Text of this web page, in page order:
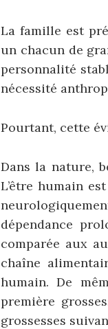
La famille est
un chacun de
personnalité
nécessité
Pourtant, cette
Dans la nature,
L’être humain
dépendance
comparée aux
chaîne
humain. De
première
grossesses